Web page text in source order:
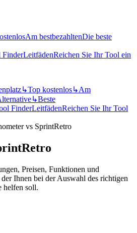
Am bestbezahltenDie beste
FinderLeitfädenReichen Sie Ihr Tool ein
↳Top kostenlos↳Am
↳Beste
FinderLeitfädenReichen Sie Ihr Tool
vs SprintRetro
Preisen, Funktionen und
Ihnen bei der Auswahl des richtigen
helfen soll.